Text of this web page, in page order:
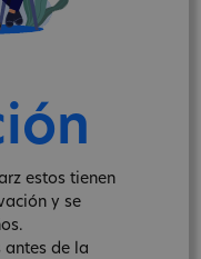
estos tienen
y se
antes de la